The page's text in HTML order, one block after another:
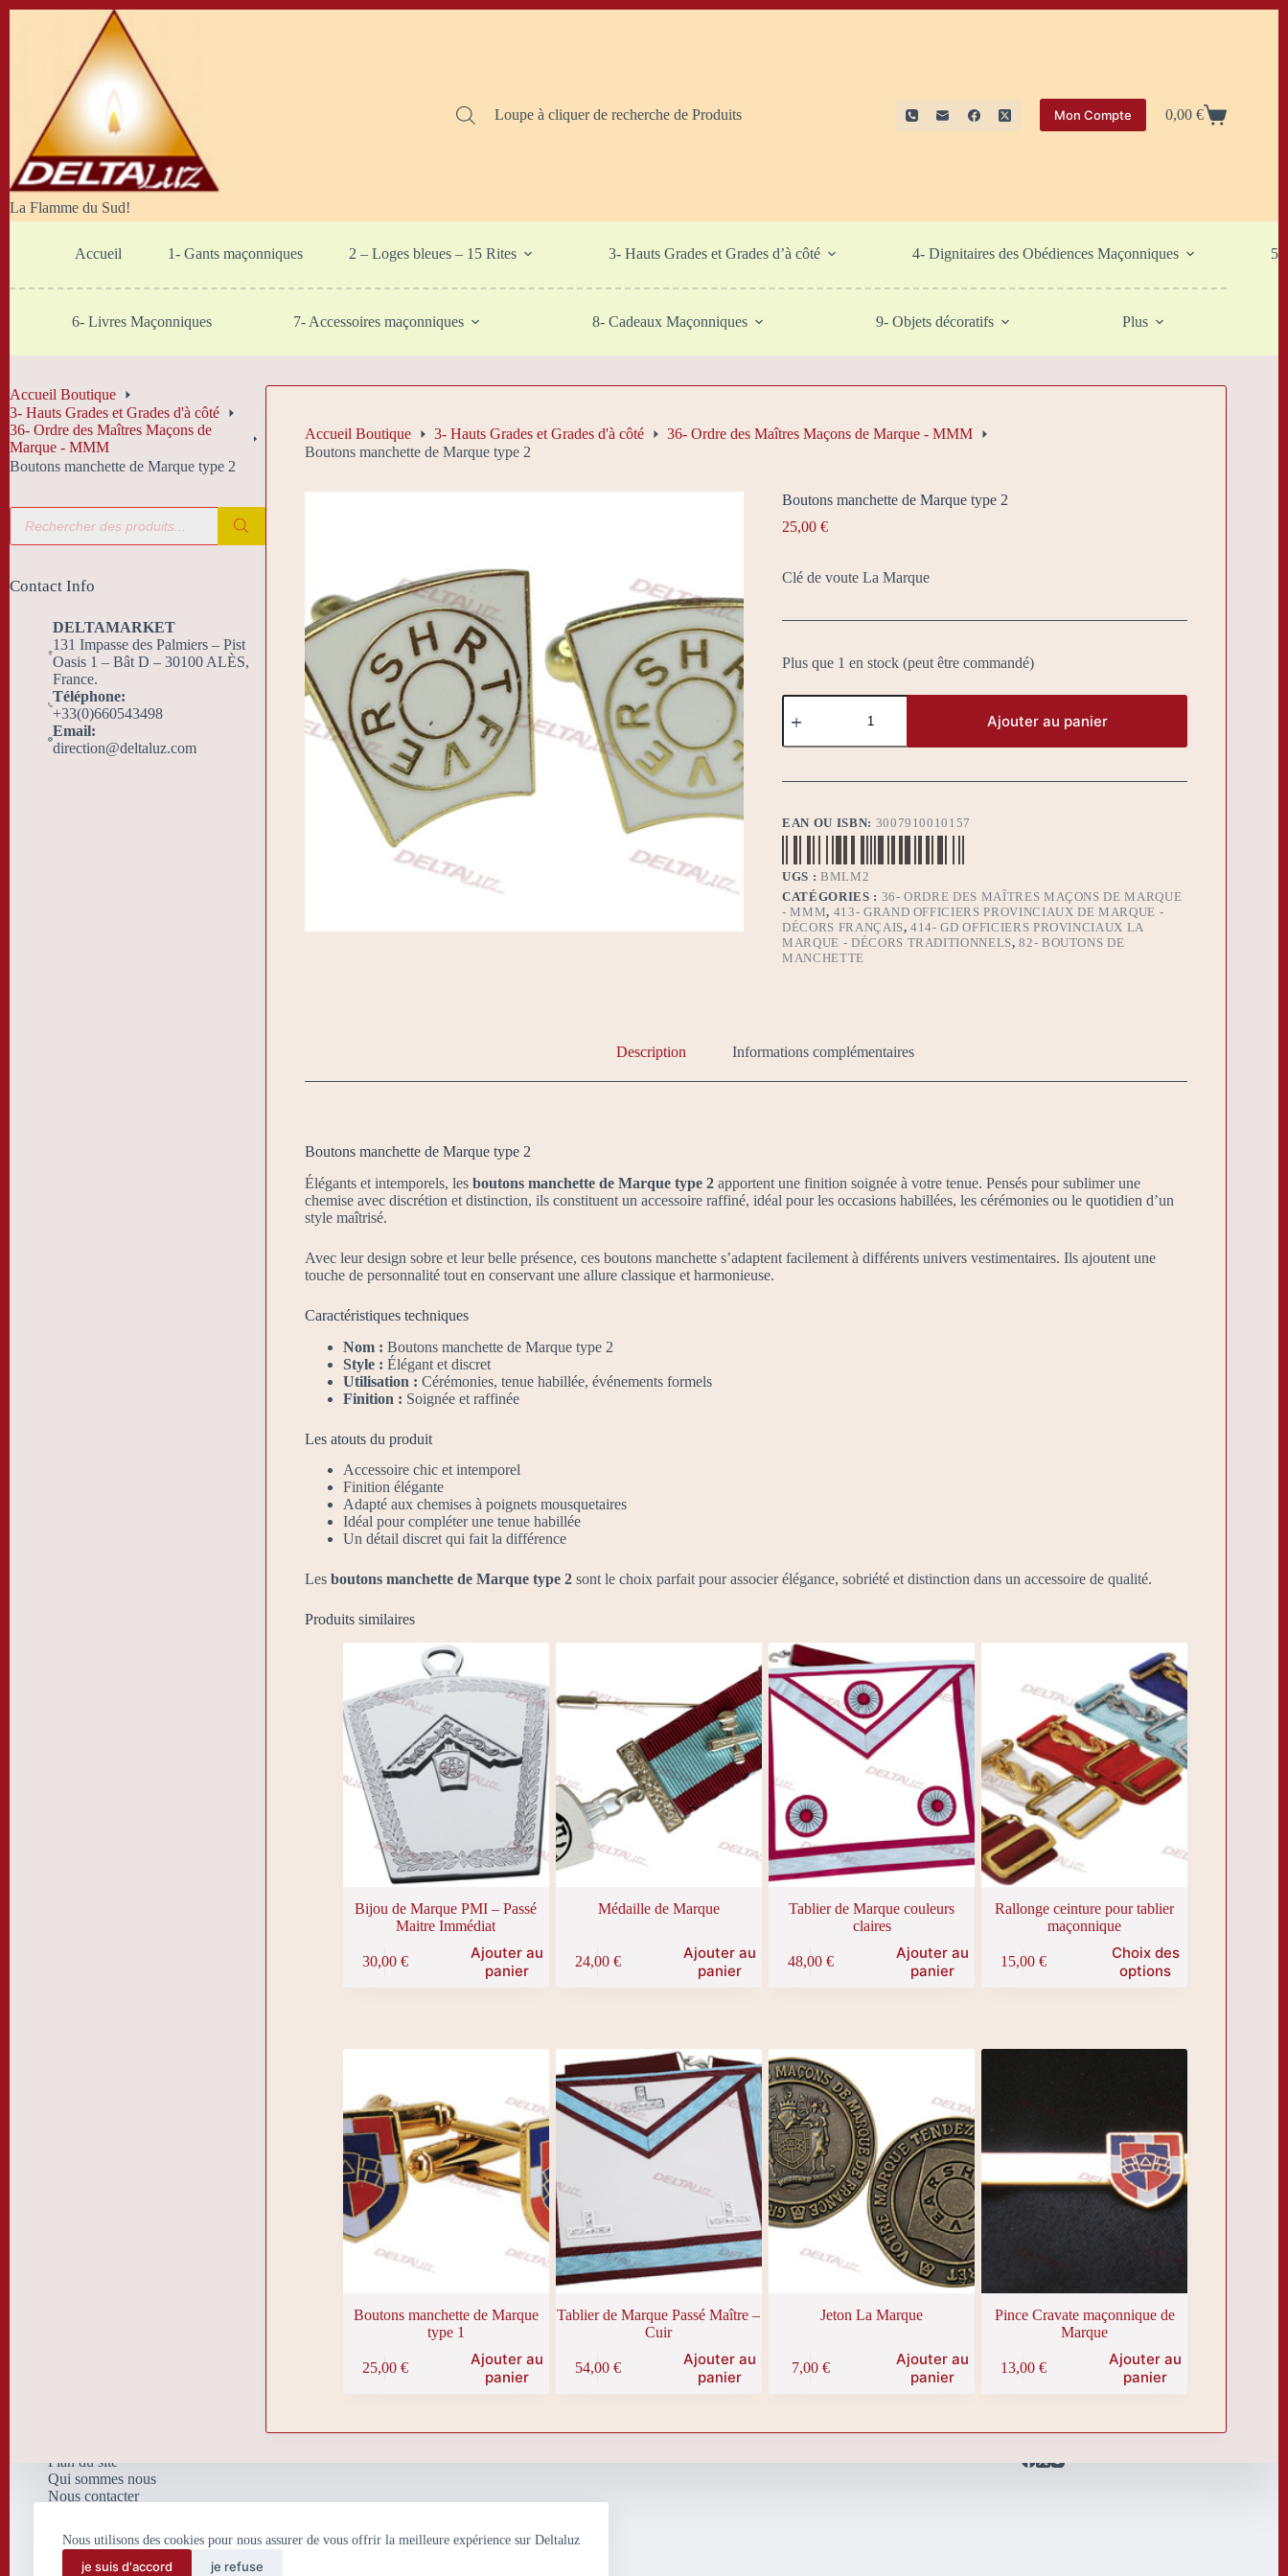
Nous utilisons des cookies pour nous assurer de vous offrir la meilleure expérience sur Deltaluz
je suis d'accord je refuse
La Flamme du Sud!
Loupe à cliquer de recherche de Produits Mon Compte
Panier
0,00€
Accueil 1- Gants maçonniques 2 – Loges bleues – 15 Rites 3- Hauts Grades et Grades d’à côté 4- Dignitaires des Obédiences Maçonniques 5-
6- Livres Maçonniques 7- Accessoires maçonniques 8- Cadeaux Maçonniques 9- Objets décoratifs Plus
Accueil Boutique 3- Hauts Grades et Grades d'à côté
36- Ordre des Maîtres Maçons de Marque - MMM
Boutons manchette de Marque type 2
Boutons manchette de Marque type 2
25,00€
Clé de voute La Marque
Plus que 1 en stock (peut être commandé)
quantité
de
manchette
Marque
2
Ajouter au panier
EAN OU ISBN: 3007910010157
UGS :BMLM2
CATÉGORIES : 36- ORDRE DES MAÎTRES MAÇONS DE MARQUE
- MMM, 413- GRAND OFFICIERS PROVINCIAUX DE MARQUE -
DÉCORS FRANÇAIS,414- GD OFFICIERS PROVINCIAUX LA
MARQUE - DÉCORS TRADITIONNELS,82- BOUTONS DE
MANCHETTE
Description Informations complémentaires
Boutons manchette de Marque type 2
Élégants et intemporels, les boutons manchette de Marque type 2apportent une finition soignée à votre tenue. Pensés pour sublimer une
chemise avec discrétion et distinction, ils constituent un accessoire raffiné, idéal pour les occasions habillées, les cérémonies ou le quotidien d’un
style maîtrisé.
Avec leur design sobre et leur belle présence, ces boutons manchette s’adaptent facilement à différents univers vestimentaires. Ils ajoutent une
touche de personnalité tout en conservant une allure classique et harmonieuse.
Caractéristiques techniques
Nom : Boutons manchette de Marque type 2
Style : Élégant et discret
Utilisation : Cérémonies, tenue habillée, événements formels
Finition : Soignée et raffinée
Les atouts du produit
Accessoire chic et intemporel
Finition élégante
Adapté aux chemises à poignets mousquetaires
Idéal pour compléter une tenue habillée
Un détail discret qui fait la différence
Les boutons manchette de Marque type 2sont le choix parfait pour associer élégance, sobriété et distinction dans un accessoire de qualité.
Produits similaires
Bijou de Marque PMI – Passé
Maitre Immédiat
30,00 €
Ajouter au
panier
Médaille de Marque
24,00 €
Ajouter au
panier
Tablier de Marque couleurs
claires
48,00 €
Ajouter au
panier
Rallonge ceinture pour tablier
maçonnique
15,00 €
Choix des
options
Ce
produit
options
sur
la
page
du
produit
Boutons manchette de Marque
type 1
25,00 €
Ajouter au
panier
Tablier de Marque Passé Maître –
Cuir
54,00 €
Ajouter au
panier
Jeton La Marque
7,00 €
Ajouter au
panier
Pince Cravate maçonnique de
Marque
13,00 €
Ajouter au
panier
Accueil Boutique
3- Hauts Grades et Grades d'à côté
36- Ordre des Maîtres Maçons de
Marque - MMM
Boutons manchette de Marque type 2
Recherche
produits
Contact Info
DELTAMARKET
131 Impasse des Palmiers – Pist
Oasis 1 – Bât D – 30100 ALÈS,
France.
Téléphone:
+33(0)660543498
Email:
direction@deltaluz.com
Plan du site
Qui sommes nous
Nous contacter
Politique de confidentialité
et de traitement de données
personnelles